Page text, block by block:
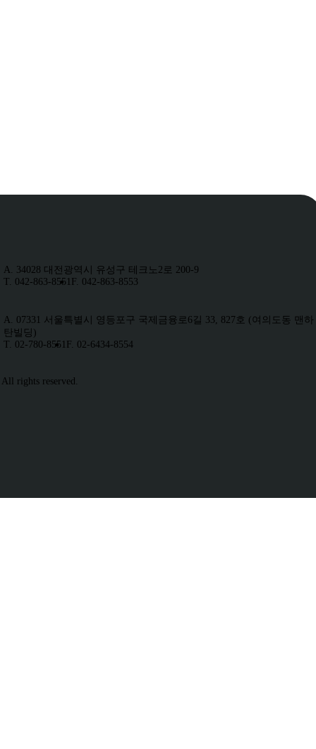
A. 34028 대전광역시 유성구 테크노2로 200-9
T. 042-863-8551
F. 042-863-8553
A. 07331 서울특별시 영등포구 국제금융로6길 33, 827호 (여의도동 맨하
탄빌딩)
T. 02-780-8551
F. 02-6434-8554
rights reserved.